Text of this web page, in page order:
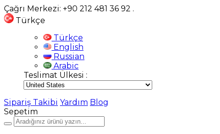
Çağrı Merkezi: +90 212 481 36 92 .
Türkçe
Türkçe
English
Russian
Arabic
Teslimat Ülkesi :
Sipariş Takibi Yardım Blog
Sepetim